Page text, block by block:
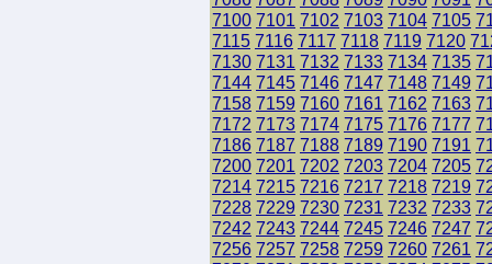
7100 7101 7102 7103 7104 7105
7115 7116 7117 7118 7119 7120
7130 7131 7132 7133 7134 7135
7144 7145 7146 7147 7148 7149
7158 7159 7160 7161 7162 7163
7172 7173 7174 7175 7176 7177
7186 7187 7188 7189 7190 7191
7200 7201 7202 7203 7204 7205
7214 7215 7216 7217 7218 7219
7228 7229 7230 7231 7232 7233
7242 7243 7244 7245 7246 7247
7256 7257 7258 7259 7260 7261